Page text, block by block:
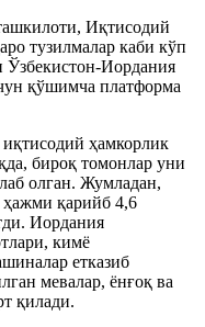
Иқтисодий
тузилмалар каби кўп
Ўзбекистон-Иордания
қўшимча платформа
ҳамкорлик
бироқ томонлар уни
олган. Жумладан,
ҳажми қарийб 4,6
Иордания
кимё
етказиб
мевалар, ёнғоқ ва
қилади.